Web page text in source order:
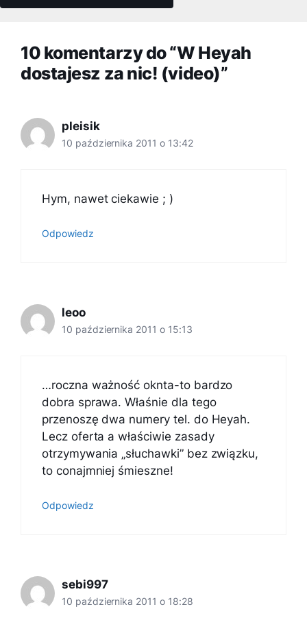
10 komentarzy do “W Heyah
dostajesz za nic! (video)”
pleisik
10 października 2011 o 13:42
Hym, nawet ciekawie ; )
Odpowiedz
leoo
10 października 2011 o 15:13
…roczna ważność oknta-to bardzo
dobra sprawa. Właśnie dla tego
przenoszę dwa numery tel. do Heyah.
Lecz oferta a właściwie zasady
otrzymywania „słuchawki” bez związku,
to conajmniej śmieszne!
Odpowiedz
sebi997
10 października 2011 o 18:28